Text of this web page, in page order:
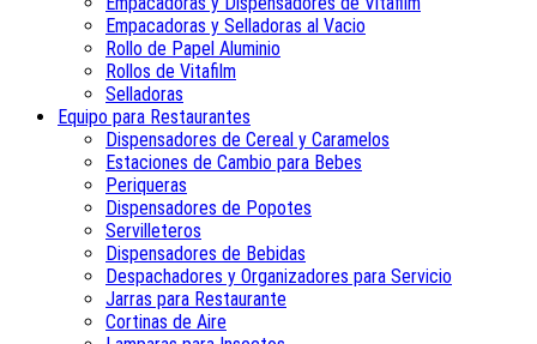
Empacadoras y Selladoras al Vacio
Rollo de Papel Aluminio
Rollos de Vitafilm
Selladoras
Equipo para Restaurantes
Dispensadores de Cereal y Caramelos
Estaciones de Cambio para Bebes
Periqueras
Dispensadores de Popotes
Servilleteros
Dispensadores de Bebidas
Despachadores y Organizadores para Servicio
Jarras para Restaurante
Cortinas de Aire